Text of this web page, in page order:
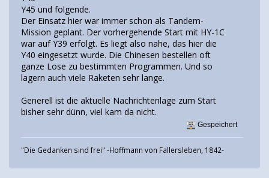
Y45 und folgende.
Der Einsatz hier war immer schon als Tandem-
Mission geplant. Der vorhergehende Start mit HY-1C
war auf Y39 erfolgt. Es liegt also nahe, das hier die
Y40 eingesetzt wurde. Die Chinesen bestellen oft
ganze Lose zu bestimmten Programmen. Und so
lagern auch viele Raketen sehr lange.
Generell ist die aktuelle Nachrichtenlage zum Start
bisher sehr dünn, viel kam da nicht.
Gespeichert
"Die Gedanken sind frei" -Hoffmann von Fallersleben, 1842-